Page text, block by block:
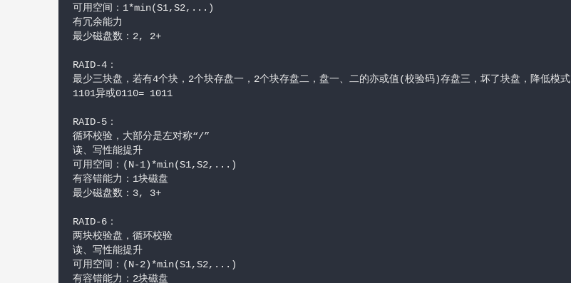
可用空间：1*min(S1,S2,...)
有冗余能力
最少磁盘数：2, 2+
RAID-4：
最少三块盘，若有4个块，2个块存盘一，2个块存盘二，盘一、二的亦或值(校验码)存盘三，坏了块盘，降低模式
1101异或0110= 1011
RAID-5：
循环校验，大部分是左对称“/”
读、写性能提升
可用空间：(N-1)*min(S1,S2,...)
有容错能力：1块磁盘
最少磁盘数：3, 3+
RAID-6：
两块校验盘，循环校验
读、写性能提升
可用空间：(N-2)*min(S1,S2,...)
有容错能力：2块磁盘